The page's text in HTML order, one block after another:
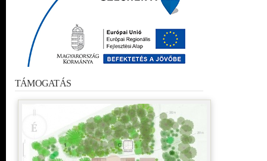
TÁMOGATÁS